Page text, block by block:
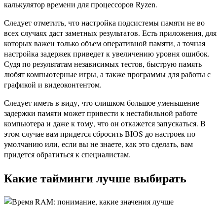
калькулятор времени для процессоров Ryzen.
Следует отметить, что настройка подсистемы памяти не во
всех случаях даст заметных результатов. Есть приложения, для
которых важен только объем оперативной памяти, а точная
настройка задержек приведет к увеличению уровня ошибок.
Судя по результатам независимых тестов, быструю память
любят компьютерные игры, а также программы для работы с
графикой и видеоконтентом.
Следует иметь в виду, что слишком большое уменьшение
задержки памяти может привести к нестабильной работе
компьютера и даже к тому, что он откажется запускаться. В
этом случае вам придется сбросить BIOS до настроек по
умолчанию или, если вы не знаете, как это сделать, вам
придется обратиться к специалистам.
Какие тайминги лучше выбирать